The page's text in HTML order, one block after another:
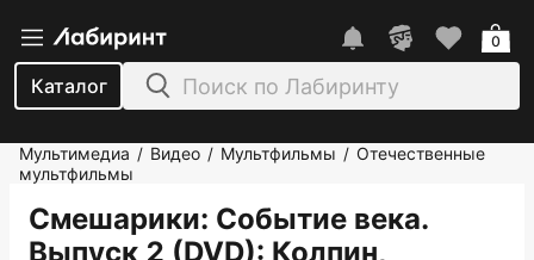
Каталог
0
Мультимедиа / Видео / Мультфильмы / Отечественные
мультфильмы
Смешарики: Событие века.
Выпуск 2 (DVD): Колпин,